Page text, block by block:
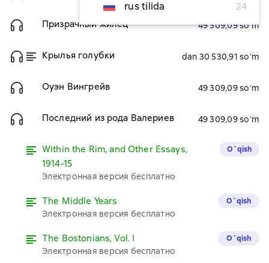
rus tilida
24
Призрачный жилец 49 309,09 soʻm
Крылья голубки dan 30 530,91 soʻm
Оуэн Вингрейв 49 309,09 soʻm
Последний из рода Валериев 49 309,09 soʻm
Within the Rim, and Other Essays,
1914-15
Электронная версия бесплатно
O`qish
The Middle Years
Электронная версия бесплатно
O`qish
The Bostonians, Vol. I
Электронная версия бесплатно
O`qish